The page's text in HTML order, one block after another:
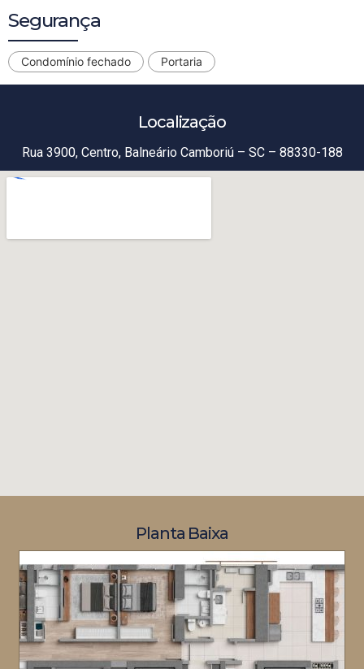
Segurança
Condomínio fechado Portaria
Localização
Rua 3900, Centro, Balneário Camboriú – SC – 88330-188
Planta Baixa